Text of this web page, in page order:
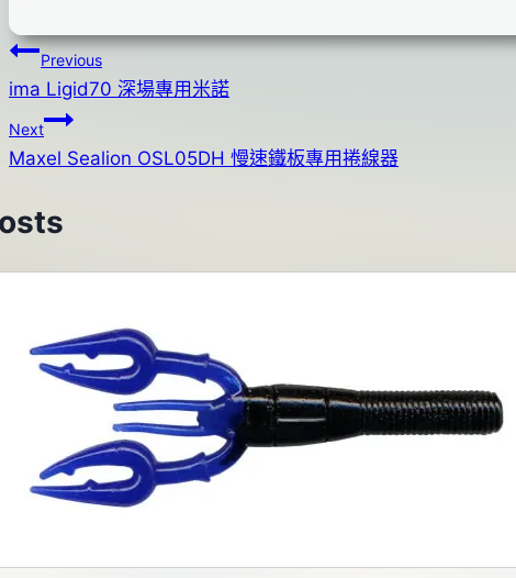
文
章
導
Previous
ima Ligid70 深場專用米諾
Next
Maxel Sealion OSL05DH 慢速鐵板專用捲線器